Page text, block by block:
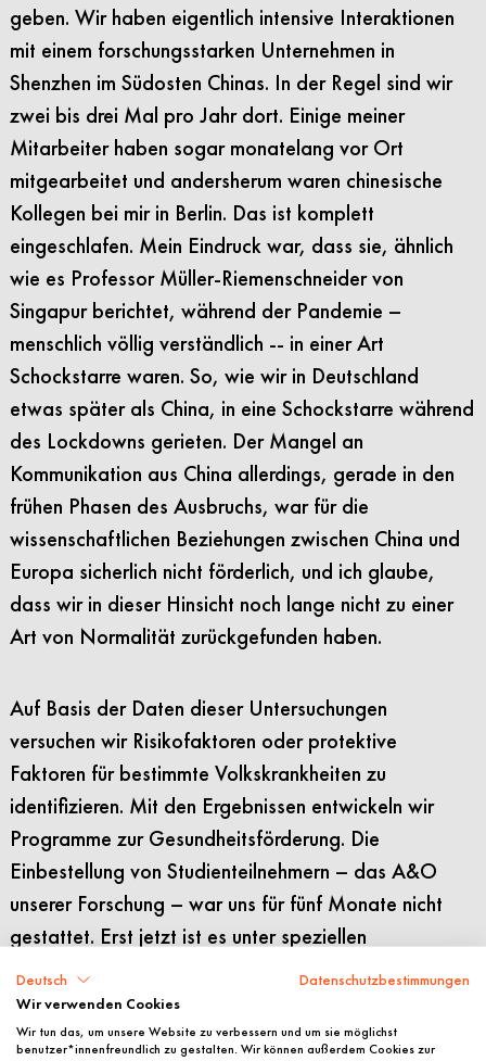
geben. Wir haben eigentlich intensive Interaktionen
mit einem forschungsstarken Unternehmen in
Shenzhen im Südosten Chinas. In der Regel sind wir
zwei bis drei Mal pro Jahr dort. Einige meiner
Mitarbeiter haben sogar monatelang vor Ort
mitgearbeitet und andersherum waren chinesische
Kollegen bei mir in Berlin. Das ist komplett
eingeschlafen. Mein Eindruck war, dass sie, ähnlich
wie es Professor Müller-Riemenschneider von
Singapur berichtet, während der Pandemie –
menschlich völlig verständlich -- in einer Art
Schockstarre waren. So, wie wir in Deutschland
etwas später als China, in eine Schockstarre während
des Lockdowns gerieten. Der Mangel an
Kommunikation aus China allerdings, gerade in den
frühen Phasen des Ausbruchs, war für die
wissenschaftlichen Beziehungen zwischen China und
Europa sicherlich nicht förderlich, und ich glaube,
dass wir in dieser Hinsicht noch lange nicht zu einer
Art von Normalität zurückgefunden haben.
Auf Basis der Daten dieser Untersuchungen
versuchen wir Risikofaktoren oder protektive
Faktoren für bestimmte Volkskrankheiten zu
identifizieren. Mit den Ergebnissen entwickeln wir
Programme zur Gesundheitsförderung. Die
Einbestellung von Studienteilnehmern – das A&O
unserer Forschung – war uns für fünf Monate nicht
gestattet. Erst jetzt ist es unter speziellen
Hygieneauflagen wieder erlaubt. Das hat uns
erheblich zurückgeworfen.
Eils: Auf wissenschaftlicher Ebene führte die
Deutsch Datenschutzbestimmungen
Wir verwenden Cookies
Wir tun das, um unsere Website zu verbessern und um sie möglichst
benutzer*innenfreundlich zu gestalten. Wir können außerdem Cookies zur